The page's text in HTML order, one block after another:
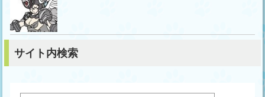
サイト内検索